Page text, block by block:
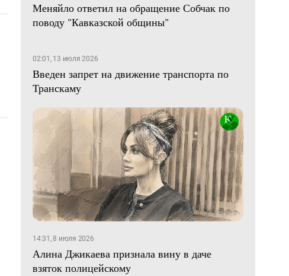
Меняйло ответил на обращение Собчак по
поводу "Кавказской общины"
02:01, 13 июля 2026
Введен запрет на движение транспорта по
Транскаму
14:31, 8 июля 2026
Алина Джикаева признала вину в даче
взяток полицейскому